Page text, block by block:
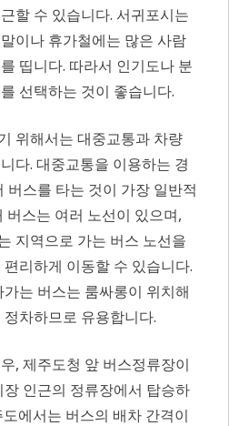
할 수 있습니다. 서귀포시는
이나 휴가철에는 많은 사람
띱니다. 따라서 인기도나 분
선택하는 것이 좋습니다.
위해서는 대중교통과 차량
다. 대중교통을 이용하는 경
버스를 타는 것이 가장 일반적
버스는 여러 노선이 있으며,
지역으로 가는 버스 노선을
리하게 이동할 수 있습니다.
는 버스는 룸싸롱이 위치해
차하므로 유용합니다.
, 제주도청 앞 버스정류장이
인근의 정류장에서 탑승하
에서는 버스의 배차 간격이